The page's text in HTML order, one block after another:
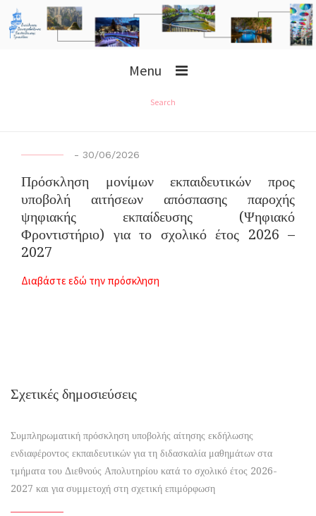
Menu
Search
- 30/06/2026
Πρόσκληση μονίμων εκπαιδευτικών προς
υποβολή αιτήσεων απόσπασης παροχής
ψηφιακής εκπαίδευσης (Ψηφιακό
Φροντιστήριο) για το σχολικό έτος 2026 –
2027
Διαβάστε εδώ την πρόσκληση
Σχετικές δημοσιεύσεις
Συμπληρωματική πρόσκληση υποβολής αίτησης εκδήλωσης
ενδιαφέροντος εκπαιδευτικών για τη διδασκαλία μαθημάτων στα
τμήματα του Διεθνούς Απολυτηρίου κατά το σχολικό έτος 2026-
2027 και για συμμετοχή στη σχετική επιμόρφωση